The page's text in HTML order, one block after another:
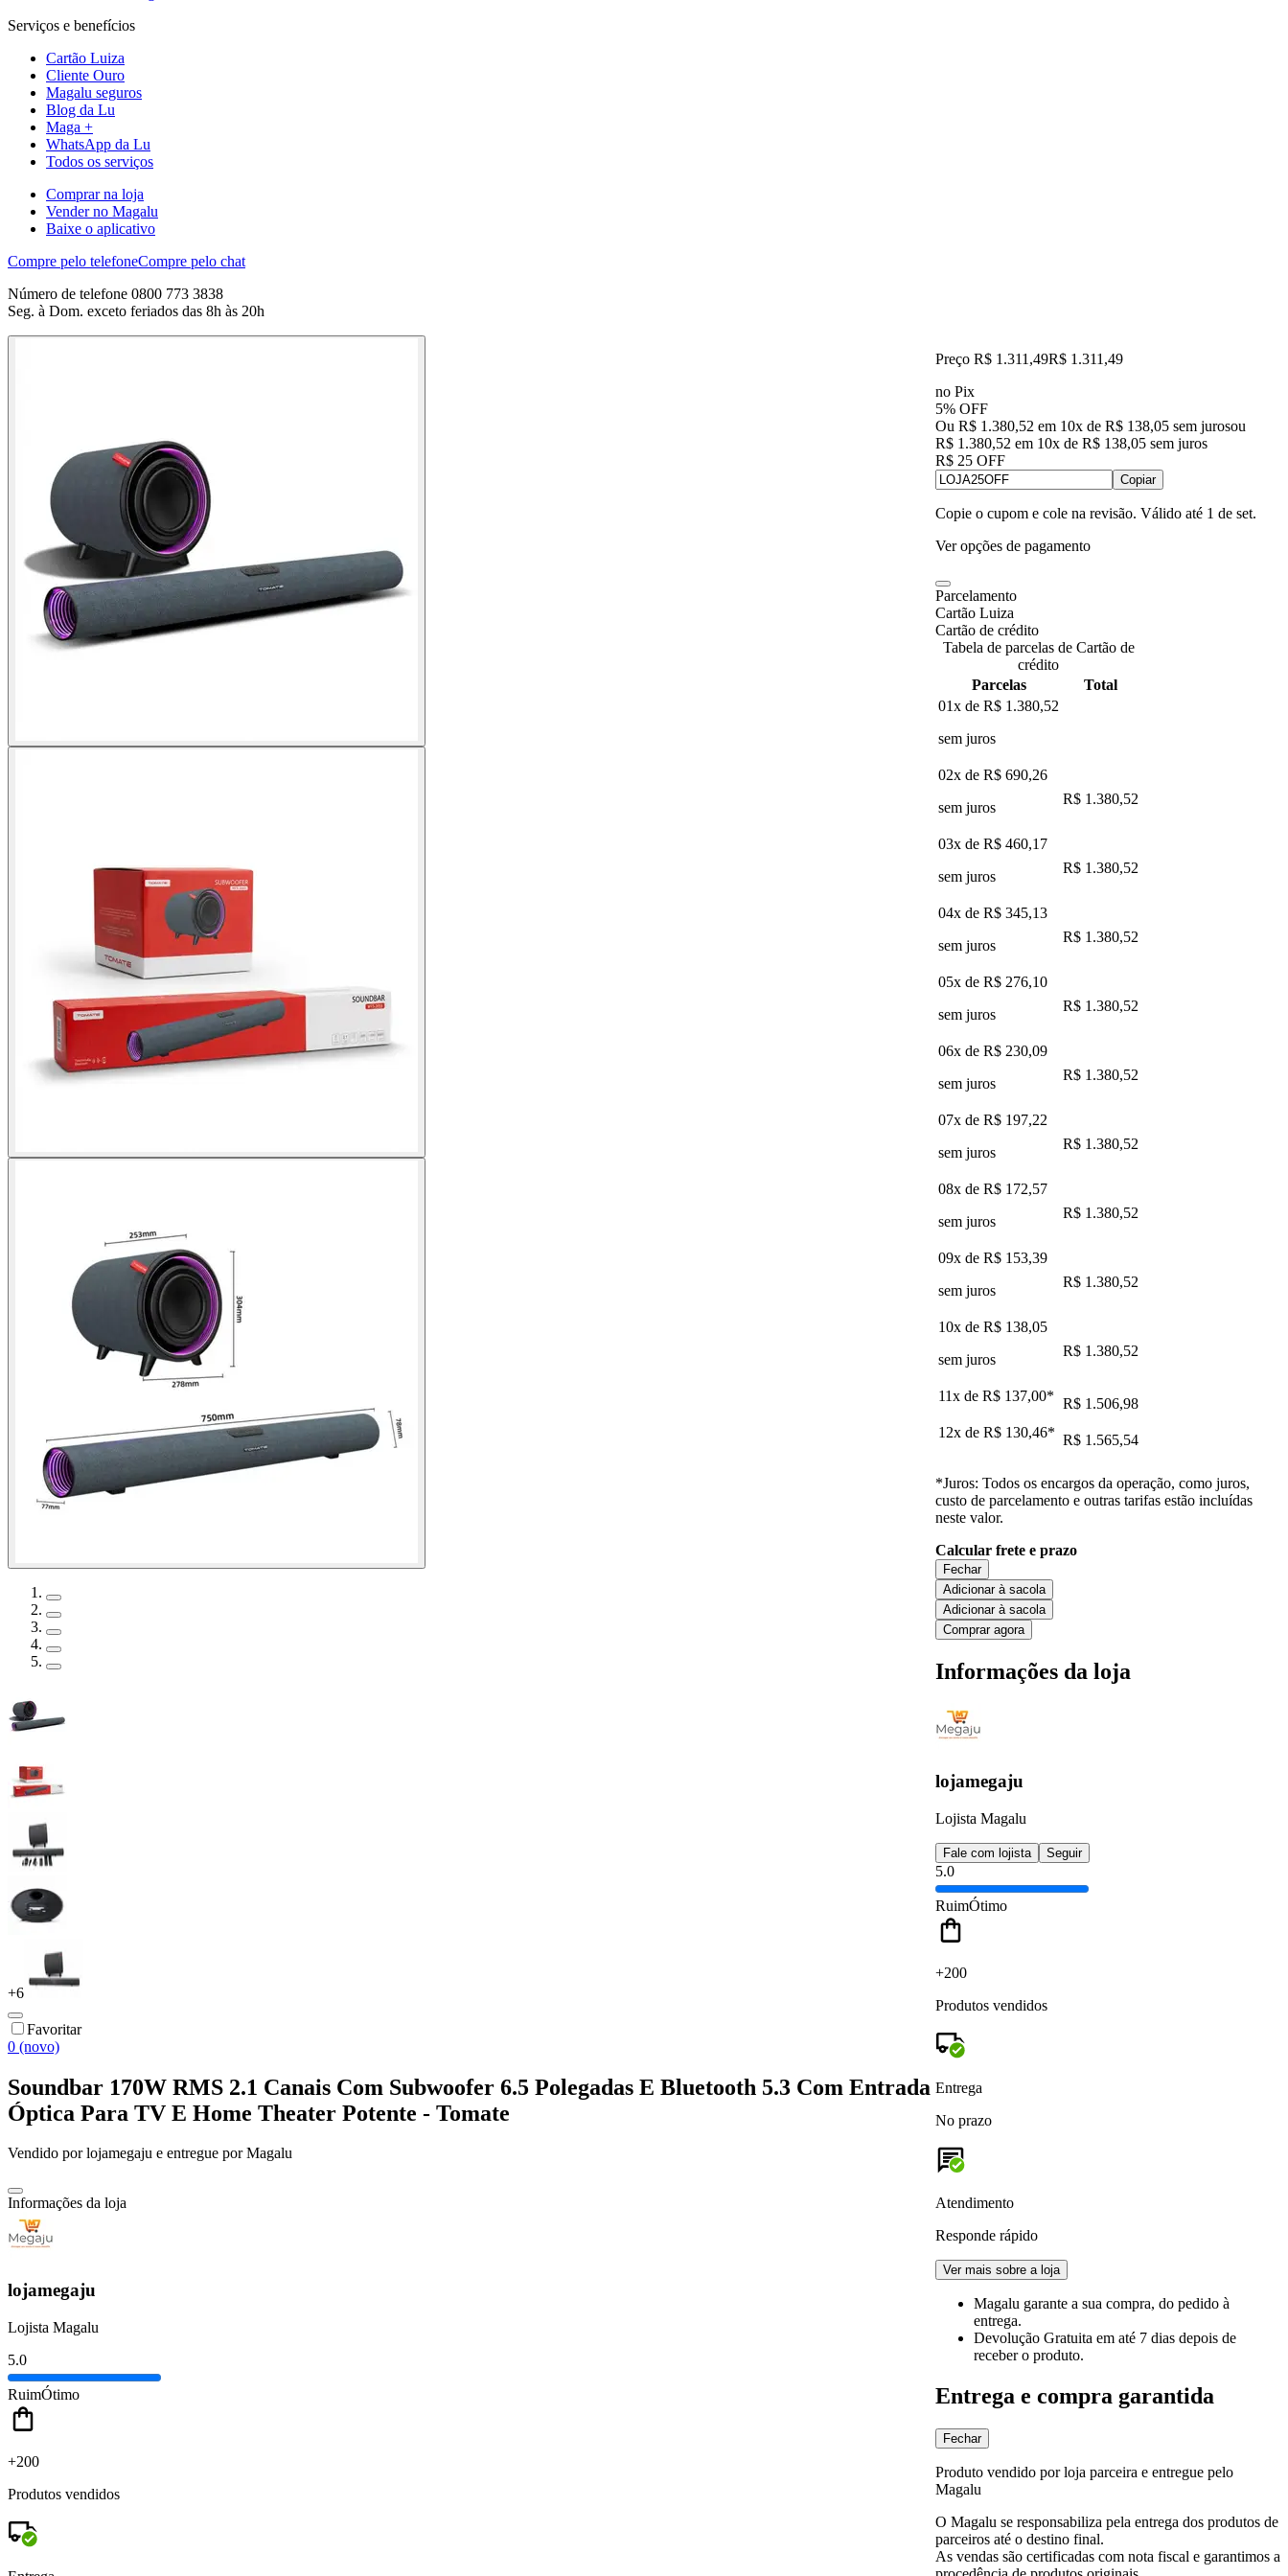
Serviços e benefícios
Cartão Luiza
Cliente Ouro
Magalu seguros
Blog da Lu
Maga +
WhatsApp da Lu
Todos os serviços
Comprar na loja
Vender no Magalu
Baixe o aplicativo
Compre pelo telefoneCompre pelo chat
Número de telefone 0800 773 3838
Seg. à Dom. exceto feriados das 8h às 20h
+6
Favoritar
0 (novo)
Soundbar 170W RMS 2.1 Canais Com Subwoofer 6.5 Polegadas E Bluetooth 5.3 Com Entrada
Óptica Para TV E Home Theater Potente - Tomate
Vendido porlojamegaju e entregue por Magalu
Informações da loja
lojamegaju
Lojista Magalu
5.0
RuimÓtimo
+200
Produtos vendidos
Preço R$ 1.311,49R$ 1.311 ,49
no Pix
5% OFF
Ou R$ 1.380,52 em 10x de R$ 138,05 sem jurosou
R$ 1.380,52 em 10x de R$ 138,05 sem juros
R$ 25 OFF
Copiar
Copie o cupom e cole na revisão. Válido até 1 de set.
Ver opções de pagamento
Parcelamento
Cartão Luiza
Cartão de crédito
Tabela de parcelas de Cartão de
crédito
Parcelas
Total
01x de R$ 1.380,52
sem juros
02x de R$ 690,26
sem juros
R$ 1.380,52
03x de R$ 460,17
sem juros
R$ 1.380,52
04x de R$ 345,13
sem juros
R$ 1.380,52
05x de R$ 276,10
sem juros
R$ 1.380,52
06x de R$ 230,09
sem juros
R$ 1.380,52
07x de R$ 197,22
sem juros
R$ 1.380,52
08x de R$ 172,57
sem juros
R$ 1.380,52
09x de R$ 153,39
sem juros
R$ 1.380,52
10x de R$ 138,05
sem juros
R$ 1.380,52
11x de R$ 137,00* R$ 1.506,98
12x de R$ 130,46* R$ 1.565,54
*Juros: Todos os encargos da operação, como juros,
custo de parcelamento e outras tarifas estão incluídas
neste valor.
Calcular frete e prazo
Fechar
Adicionar à sacola
Adicionar à sacola
Comprar agora
Informações da loja
lojamegaju
Lojista Magalu
Fale com lojista Seguir
5.0
RuimÓtimo
+200
Produtos vendidos
Entrega
No prazo
Atendimento
Responde rápido
Ver mais sobre a loja
Magalu garante a sua compra, do pedido à
entrega.
Devolução Gratuita em até 7 dias depois de
receber o produto.
Entrega e compra garantida
Fechar
Produto vendido por loja parceira e entregue pelo
Magalu
O Magalu se responsabiliza pela entrega dos produtos de
parceiros até o destino final.
As vendas são certificadas com nota fiscal e garantimos a